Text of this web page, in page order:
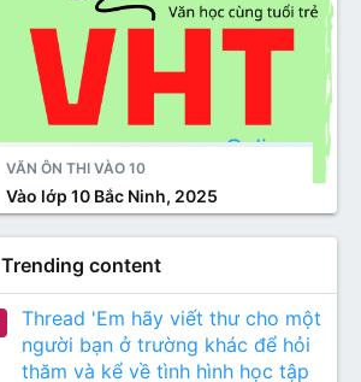
VĂN ÔN THI VÀO 10
Vào lớp 10 Bắc Ninh, 2025
Trending content
Thread 'Em hãy viết thư cho một
người bạn ở trường khác để hỏi
thăm và kể về tình hình học tập